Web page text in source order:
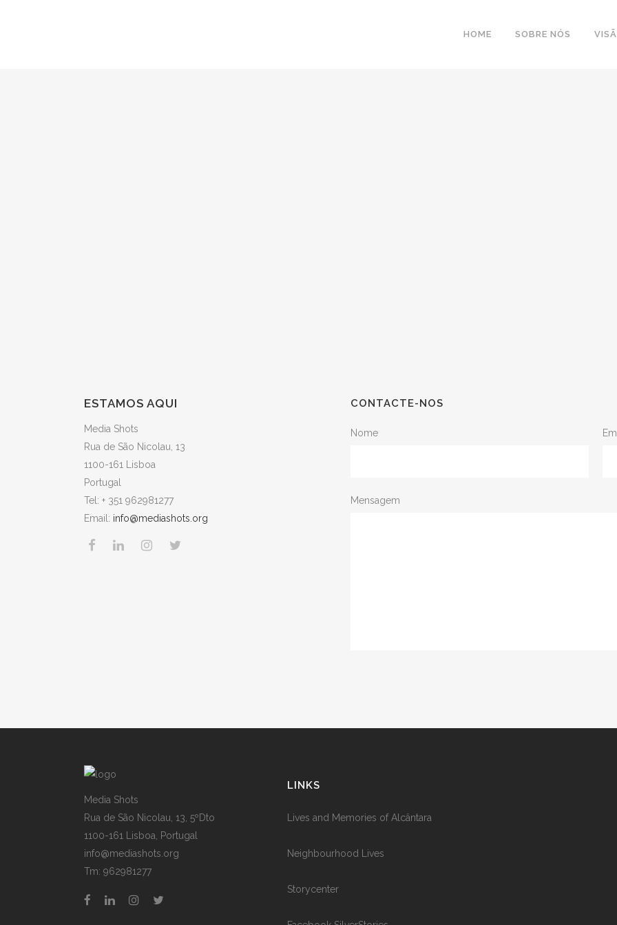
HOME SOBRE NÓS
ESTAMOS AQUI
Media Shots
Rua de São Nicolau, 13
1100-161 Lisboa
Portugal
Tel: + 351 962981277
Email: info@mediashots.org
CONTACTE-NOS
Nome
Mensagem
Media Shots
Rua de São Nicolau, 13, 5ºDto
1100-161 Lisboa, Portugal
info@mediashots.org
Tm: 962981277
LINKS
Lives and Memories of Alcântara
Neighbourhood Lives
Storycenter